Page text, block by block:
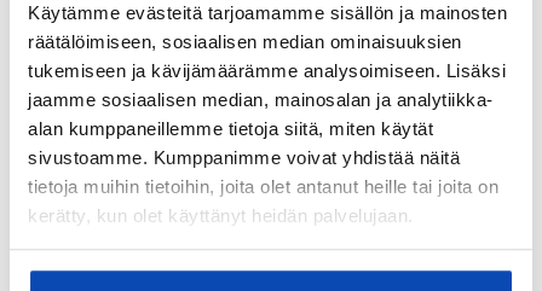
Käytämme evästeitä tarjoamamme sisällön ja mainosten
räätälöimiseen, sosiaalisen median ominaisuuksien
tukemiseen ja kävijämäärämme analysoimiseen. Lisäksi
jaamme sosiaalisen median, mainosalan ja analytiikka-
alan kumppaneillemme tietoja siitä, miten käytät
sivustoamme. Kumppanimme voivat yhdistää näitä
tietoja muihin tietoihin, joita olet antanut heille tai joita on
kerätty, kun olet käyttänyt heidän palvelujaan.
Ostotoimeksiantopalvelumme sopii myös esimerkiksi
sijoitus- ja vapaa-ajan asuntojen ostoon.
LUE LISÄÄ